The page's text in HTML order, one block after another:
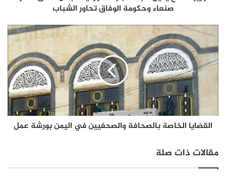
صنعاء وحكومة الوفاق تحاور الشباب
القضايا الخاصة بالصحافة والصحفيين في اليمن بورشة عمل
مقالات ذات صلة